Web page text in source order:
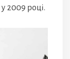
2009 році.